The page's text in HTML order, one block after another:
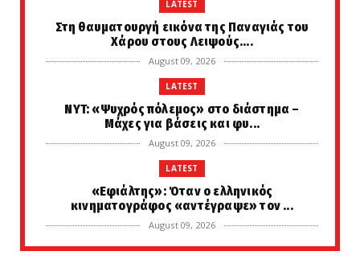
LATEST
Στη θαυματουργή εικόνα της Παναγιάς του
Χάρου στους Λειψούς....
August 09, 2026
LATEST
NYT: «Ψυχρός πόλεμος» στο διάστημα –
Μάχες για βάσεις και φυ...
August 09, 2026
LATEST
«Εφιάλτης»: Όταν ο ελληνικός
κινηματογράφος «αντέγραψε» τον ...
August 09, 2026
LATEST